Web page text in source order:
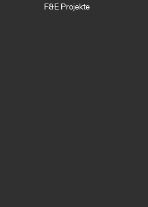
F&E Projekte